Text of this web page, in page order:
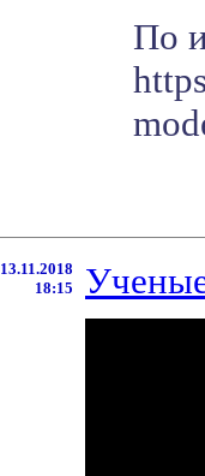
По
13.11.2018
18:15